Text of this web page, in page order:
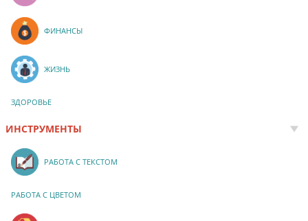
ФИНАНСЫ
ЖИЗНЬ
ЗДОРОВЬЕ
ИНСТРУМЕНТЫ
РАБОТА С ТЕКСТОМ
РАБОТА С ЦВЕТОМ